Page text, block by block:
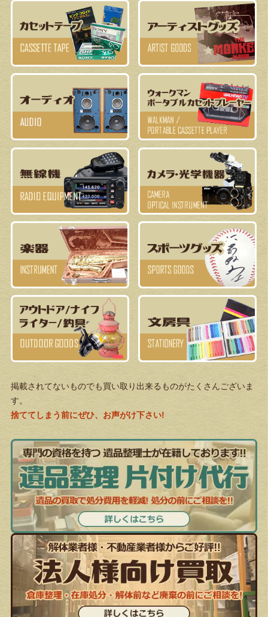
掲載されてないものでも買い取り出来るものがたくさんございま
す。
捨ててしまう前にぜひ、お声がけ下さい!